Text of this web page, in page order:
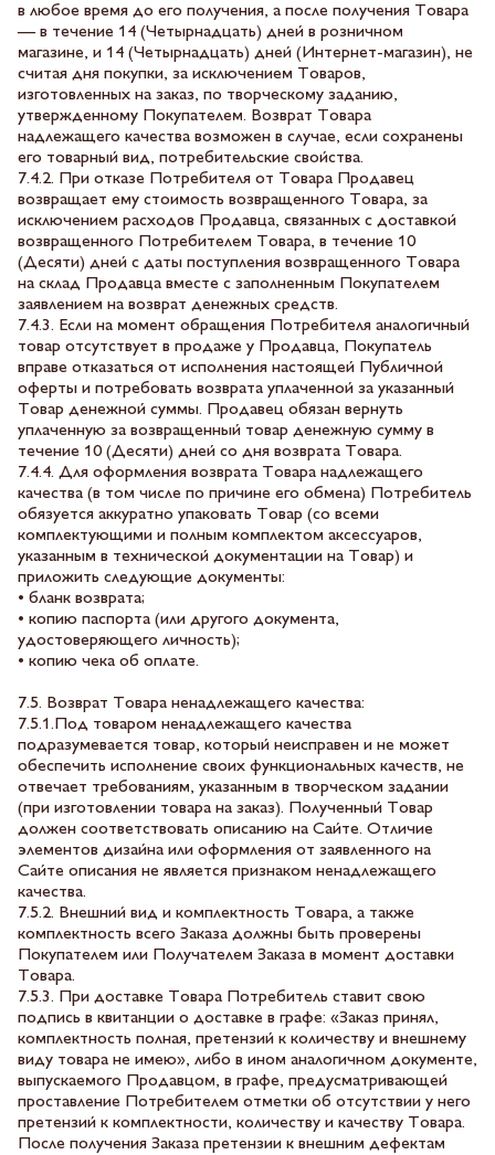
в любое время до его получения, а после получения Товара
— в течение 14 (Четырнадцать) дней в розничном
магазине, и 14 (Четырнадцать) дней (Интернет-магазин), не
считая дня покупки, за исключением Товаров,
изготовленных на заказ, по творческому заданию,
утвержденному Покупателем. Возврат Товара
надлежащего качества возможен в случае, если сохранены
его товарный вид, потребительские свойства.
7.4.2. При отказе Потребителя от Товара Продавец
возвращает ему стоимость возвращенного Товара, за
исключением расходов Продавца, связанных с доставкой
возвращенного Потребителем Товара, в течение 10
(Десяти) дней с даты поступления возвращенного Товара
на склад Продавца вместе с заполненным Покупателем
заявлением на возврат денежных средств.
7.4.3. Если на момент обращения Потребителя аналогичный
товар отсутствует в продаже у Продавца, Покупатель
вправе отказаться от исполнения настоящей Публичной
оферты и потребовать возврата уплаченной за указанный
Товар денежной суммы. Продавец обязан вернуть
уплаченную за возвращенный товар денежную сумму в
течение 10 (Десяти) дней со дня возврата Товара.
7.4.4. Для оформления возврата Товара надлежащего
качества (в том числе по причине его обмена) Потребитель
обязуется аккуратно упаковать Товар (со всеми
комплектующими и полным комплектом аксессуаров,
указанным в технической документации на Товар) и
приложить следующие документы:
• бланк возврата;
• копию паспорта (или другого документа,
удостоверяющего личность);
• копию чека об оплате.
7.5. Возврат Товара ненадлежащего качества:
7.5.1.Под товаром ненадлежащего качества
подразумевается товар, который неисправен и не может
обеспечить исполнение своих функциональных качеств, не
отвечает требованиям, указанным в творческом задании
(при изготовлении товара на заказ). Полученный Товар
должен соответствовать описанию на Сайте. Отличие
элементов дизайна или оформления от заявленного на
Сайте описания не является признаком ненадлежащего
качества.
7.5.2. Внешний вид и комплектность Товара, а также
комплектность всего Заказа должны быть проверены
Покупателем или Получателем Заказа в момент доставки
Товара.
7.5.3. При доставке Товара Потребитель ставит свою
подпись в квитанции о доставке в графе: «Заказ принял,
комплектность полная, претензий к количеству и внешнему
виду товара не имею», либо в ином аналогичном документе,
выпускаемого Продавцом, в графе, предусматривающей
проставление Потребителем отметки об отсутствии у него
претензий к комплектности, количеству и качеству Товара.
После получения Заказа претензии к внешним дефектам